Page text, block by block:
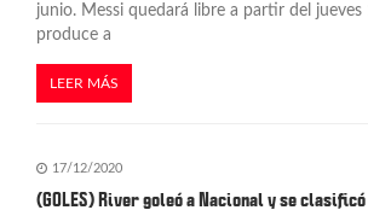
e
n
t
a
junio. Messi quedará libre a partir del jueves
produce a
LEER MÁS
17/12/2020
(GOLES) River goleó a Nacional y se